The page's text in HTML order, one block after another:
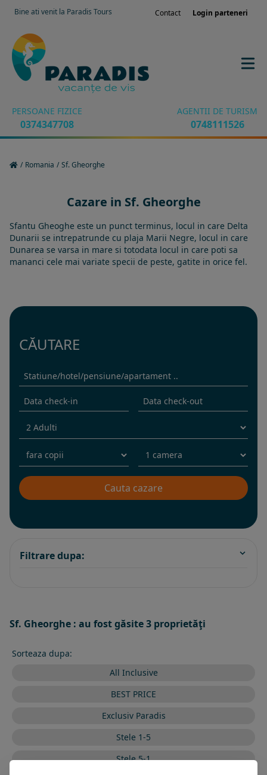
Bine ati venit la Paradis Tours Contact Login parteneri
PERSOANE FIZICE
0374347708
AGENTII DE TURISM
0748111526
/ Romania / Sf. Gheorghe
Cazare in Sf. Gheorghe
Sfantu Gheoghe este un punct terminus, locul in care Delta
Dunarii se intrepatrunde cu plaja Marii Negre, locul in care
Dunarea se varsa in mare si totodata locul in care poti sa
mananci cele mai variate specii de peste, gatite in orice fel.
CĂUTARE
Filtrare dupa:
Sf. Gheorghe : au fost găsite 3 proprietăţi
Sorteaza dupa:
All Inclusive
BEST PRICE
Exclusiv Paradis
Stele 1-5
Stele 5-1